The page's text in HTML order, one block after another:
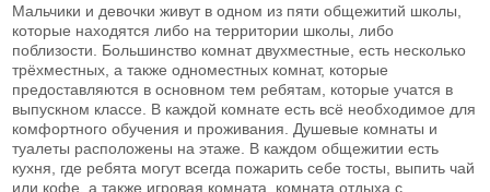
Мальчики и девочки живут в одном из пяти общежитий школы,
которые находятся либо на территории школы, либо
поблизости. Большинство комнат двухместные, есть несколько
трёхместных, а также одноместных комнат, которые
предоставляются в основном тем ребятам, которые учатся в
выпускном классе. В каждой комнате есть всё необходимое для
комфортного обучения и проживания. Душевые комнаты и
туалеты расположены на этаже. В каждом общежитии есть
кухня, где ребята могут всегда пожарить себе тосты, выпить чай
или кофе, а также игровая комната, комната отдыха с